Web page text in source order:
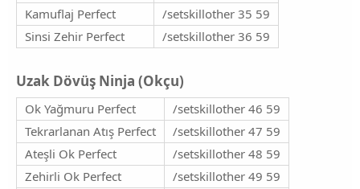
Kamuflaj Perfect
/setskillother 35 59
Sinsi Zehir Perfect
/setskillother 36 59
Uzak Dövüş Ninja (Okçu)​
Ok Yağmuru Perfect
/setskillother 46 59
Tekrarlanan Atış Perfect
/setskillother 47 59
Ateşli Ok Perfect
/setskillother 48 59
Zehirli Ok Perfect
/setskillother 49 59